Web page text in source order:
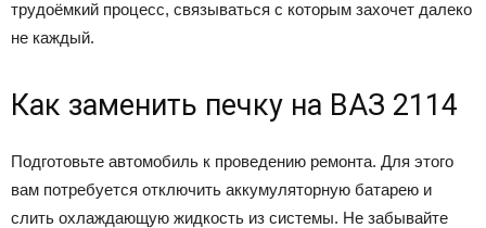
трудоёмкий процесс, связываться с которым захочет далеко
не каждый.
Как заменить печку на ВАЗ 2114
Подготовьте автомобиль к проведению ремонта. Для этого
вам потребуется отключить аккумуляторную батарею и
слить охлаждающую жидкость из системы. Не забывайте